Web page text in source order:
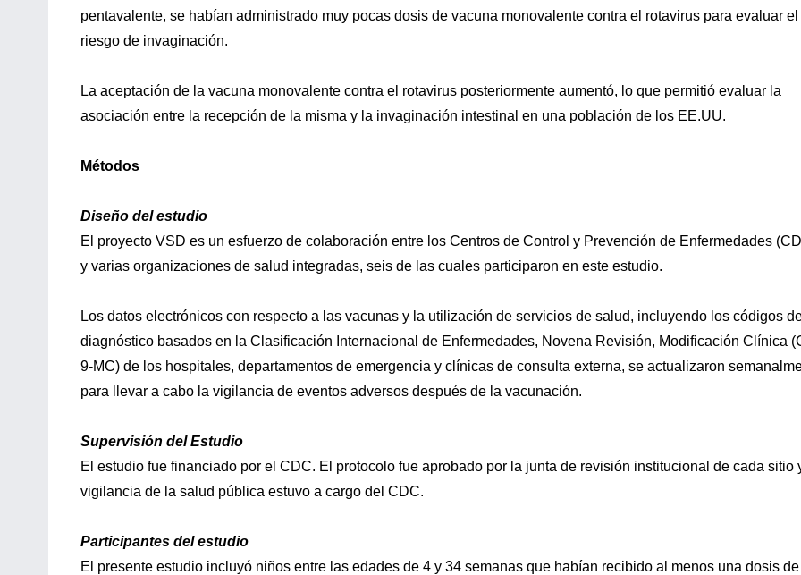
pentavalente, se habían administrado muy pocas dosis de vacuna monovalente contra el rotavirus para evaluar el
riesgo de invaginación.
La aceptación de la vacuna monovalente contra el rotavirus posteriormente aumentó, lo que permitió evaluar la
asociación entre la recepción de la misma y la invaginación intestinal en una población de los EE.UU.
Métodos
Diseño del estudio
El proyecto VSD es un esfuerzo de colaboración entre los Centros de Control y Prevención de Enfermedades
y varias organizaciones de salud integradas, seis de las cuales participaron en este estudio.
Los datos electrónicos con respecto a las vacunas y la utilización de servicios de salud, incluyendo los códigos
diagnóstico basados en la Clasificación Internacional de Enfermedades, Novena Revisión, Modificación Clínica
9-MC) de los hospitales, departamentos de emergencia y clínicas de consulta externa, se actualizaron
para llevar a cabo la vigilancia de eventos adversos después de la vacunación.
Supervisión del Estudio
El estudio fue financiado por el CDC. El protocolo fue aprobado por la junta de revisión institucional de cada sitio
vigilancia de la salud pública estuvo a cargo del CDC.
Participantes del estudio
El presente estudio incluyó niños entre las edades de 4 y 34 semanas que habían recibido al menos una dosis